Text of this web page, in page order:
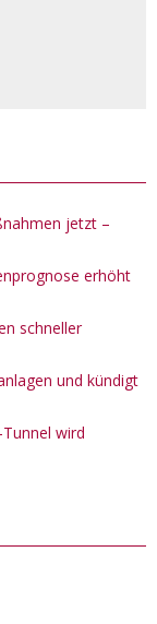
jetzt –
erhöht
schneller
und kündigt
wird